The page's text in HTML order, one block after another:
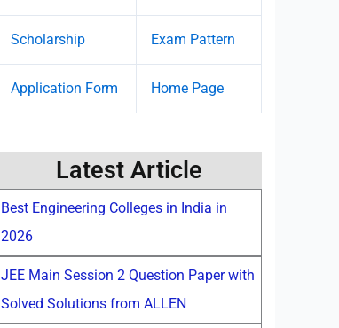
Scholarship Exam Pattern
Application Form Home Page
Latest Article
Best Engineering Colleges in India in
2026
JEE Main Session 2 Question Paper with
Solved Solutions from ALLEN